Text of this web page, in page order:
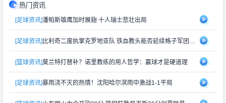
热门资讯
[足球资讯]潘帕斯雄鹰加时展翅 十人瑞士悲壮出局
[足球资讯]
[篮球资讯]莫兰特打替补？诺里教练的用人哲学：赢球才是硬道理
[足球资讯]暴雨浇不灭的热情！沈阳哈尔滨雨中激战1-1平局